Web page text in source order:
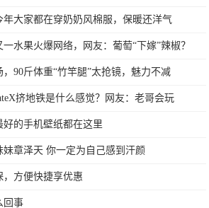
年大家都在穿奶奶风棉服，保暖还洋气
水果火爆网络，网友：葡萄“下嫁”辣椒？
90斤体重“竹竿腿”太抢镜，魅力不减
挤地铁是什么感觉？网友：老哥会玩
的手机壁纸都在这里
章泽天 你一定为自己感到汗颜
，方便快捷享优惠
回事